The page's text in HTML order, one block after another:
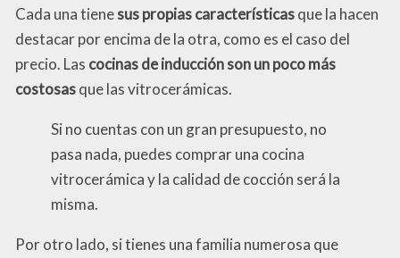
Cada una tienesus propias característicasque la hacen
destacar por encima de la otra, como es el caso del
precio. Las cocinas de inducción son un poco más
costosasque las vitrocerámicas.
Si no cuentas con un gran presupuesto, no
pasa nada, puedes comprar una cocina
vitrocerámica y la calidad de cocción será la
misma.
Por otro lado, si tienes una familia numerosa que